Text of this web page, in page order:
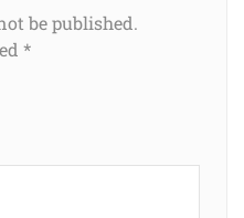
be published.
*